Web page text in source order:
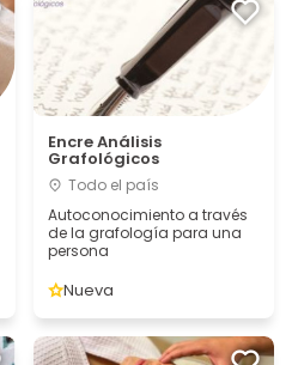
Encre Análisis
Grafológicos
Todo el país
Autoconocimiento a través
de la grafología para una
persona
Nueva